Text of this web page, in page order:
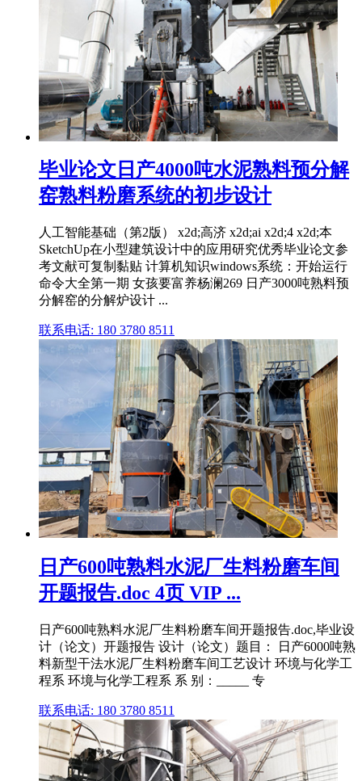
毕业论文日产4000吨水泥熟料预分解
窑熟料粉磨系统的初步设计
人工智能基础（第2版） x2d;高济 x2d;ai x2d;4 x2d;本
SketchUp在小型建筑设计中的应用研究优秀毕业论文参
考文献可复制黏贴 计算机知识windows系统：开始运行
命令大全第一期 女孩要富养杨澜269 日产3000吨熟料预
分解窑的分解炉设计 ...
联系电话: 180 3780 8511
日产600吨熟料水泥厂生料粉磨车间
开题报告.doc 4页 VIP ...
日产600吨熟料水泥厂生料粉磨车间开题报告.doc,毕业设
计（论文）开题报告 设计（论文）题目： 日产6000吨熟
料新型干法水泥厂生料粉磨车间工艺设计 环境与化学工
程系 环境与化学工程系 系 别：_____ 专
联系电话: 180 3780 8511